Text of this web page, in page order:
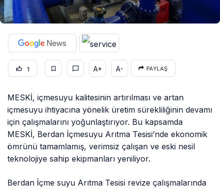
1 A+ A- PAYLAŞ
MESKİ, içmesuyu kalitesinin artırılması ve artan
içmesuyu ihtiyacına yönelik üretim sürekliliğinin devamı
için çalışmalarını yoğunlaştırıyor. Bu kapsamda
MESKİ, Berdan İçmesuyu Arıtma Tesisi’nde ekonomik
ömrünü tamamlamış, verimsiz çalışan ve eski nesil
teknolojiye sahip ekipmanları yeniliyor.
Berdan İçme suyu Arıtma Tesisi revize çalışmalarında